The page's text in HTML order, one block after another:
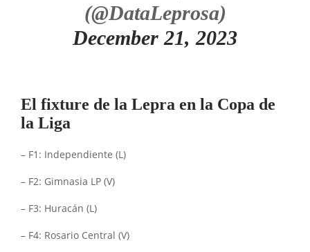
(@DataLeprosa)
December 21, 2023
El fixture de la Lepra en la Copa de
la Liga
– F1: Independiente (L)
– F2: Gimnasia LP (V)
– F3: Huracán (L)
– F4: Rosario Central (V)